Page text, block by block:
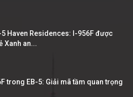
5 Haven Residences: I-956F được
Xanh an...
trong EB-5: Giải mã tầm quan trọng